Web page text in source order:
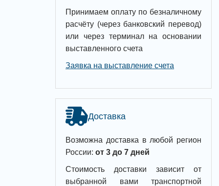
Принимаем оплату по безналичному
расчёту (через банковский перевод)
или через терминал на основании
выставленного счета
Заявка на выставление счета
Доставка
Возможна доставка в любой регион
России: от 3 до 7 дней
Стоимость доставки зависит от
выбранной вами транспортной